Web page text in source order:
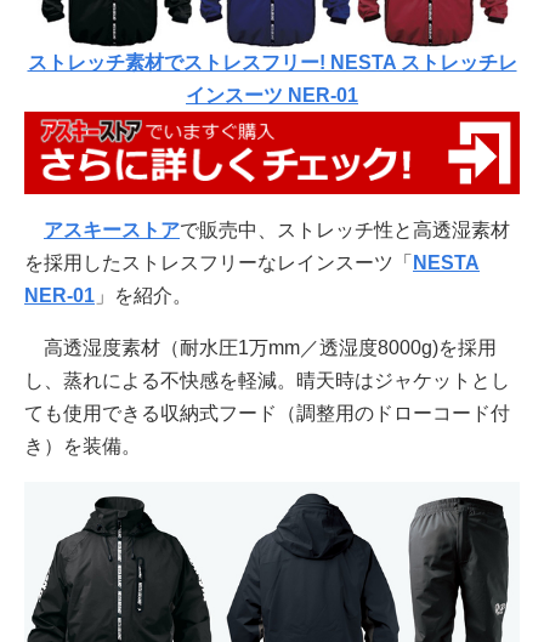
ストレッチ素材でストレスフリー! NESTA ストレッチレ
インスーツ NER-01
アスキーストアで販売中、ストレッチ性と高透湿素材
を採用したストレスフリーなレインスーツ「 NESTA
NER-01 」を紹介。
高透湿度素材（耐水圧1万mm／透湿度8000g)を採用
し、蒸れによる不快感を軽減。晴天時はジャケットとし
ても使用できる収納式フード（調整用のドローコード付
き）を装備。